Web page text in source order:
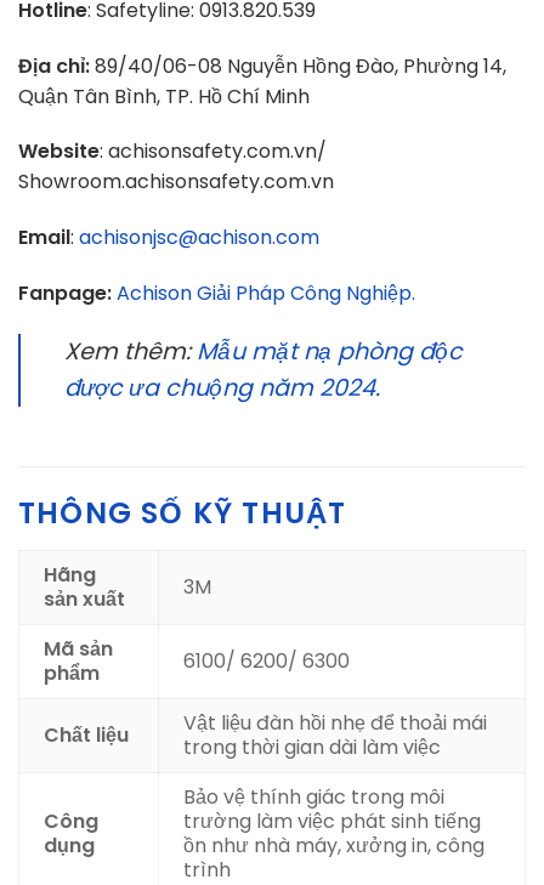
Hotline: Safetyline: 0913.820.539
Địa chỉ:89/40/06-08 Nguyễn Hồng Đào, Phường 14,
Quận Tân Bình, TP. Hồ Chí Minh
Website: achisonsafety.com.vn/
Showroom.achisonsafety.com.vn
Email: achisonjsc@achison.com
Fanpage:Achison Giải Pháp Công Nghiệp.
Xem thêm:Mẫu mặt nạ phòng độc
được ưa chuộng năm 2024.
THÔNG SỐ KỸ THUẬT
Hãng
sản xuất
3M
Mã sản
phẩm
6100/ 6200/ 6300
Chất liệu
Vật liệu đàn hồi nhẹ để thoải mái
trong thời gian dài làm việc
Công
dụng
Bảo vệ thính giác trong môi
trường làm việc phát sinh tiếng
ồn như nhà máy, xưởng in, công
trình